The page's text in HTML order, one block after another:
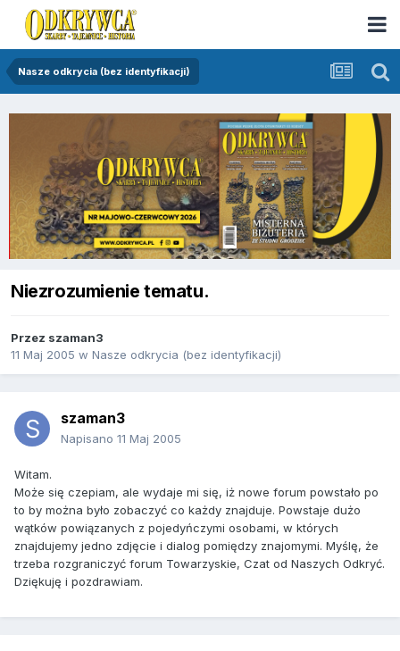
Nasze odkrycia (bez identyfikacji)
Niezrozumienie tematu.
Przez szaman3
11 Maj 2005 w Nasze odkrycia (bez identyfikacji)
szaman3
Napisano 11 Maj 2005
Witam.
Może się czepiam, ale wydaje mi się, iż nowe forum powstało po
to by można było zobaczyć co każdy znajduje. Powstaje dużo
wątków powiązanych z pojedyńczymi osobami, w których
znajdujemy jedno zdjęcie i dialog pomiędzy znajomymi. Myślę, że
trzeba rozgraniczyć forum Towarzyskie, Czat od Naszych Odkryć.
Dziękuję i pozdrawiam.